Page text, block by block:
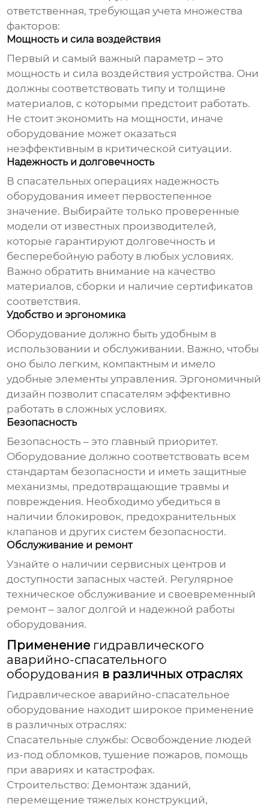
ответственная, требующая учета множества
факторов:
Мощность и сила воздействия
Первый и самый важный параметр – это
мощность и сила воздействия устройства. Они
должны соответствовать типу и толщине
материалов, с которыми предстоит работать.
Не стоит экономить на мощности, иначе
оборудование может оказаться
неэффективным в критической ситуации.
Надежность и долговечность
В спасательных операциях надежность
оборудования имеет первостепенное
значение. Выбирайте только проверенные
модели от известных производителей,
которые гарантируют долговечность и
бесперебойную работу в любых условиях.
Важно обратить внимание на качество
материалов, сборки и наличие сертификатов
соответствия.
Удобство и эргономика
Оборудование должно быть удобным в
использовании и обслуживании. Важно, чтобы
оно было легким, компактным и имело
удобные элементы управления. Эргономичный
дизайн позволит спасателям эффективно
работать в сложных условиях.
Безопасность
Безопасность – это главный приоритет.
Оборудование должно соответствовать всем
стандартам безопасности и иметь защитные
механизмы, предотвращающие травмы и
повреждения. Необходимо убедиться в
наличии блокировок, предохранительных
клапанов и других систем безопасности.
Обслуживание и ремонт
Узнайте о наличии сервисных центров и
доступности запасных частей. Регулярное
техническое обслуживание и своевременный
ремонт – залог долгой и надежной работы
оборудования.
Применение гидравлического
аварийно-спасательного
оборудования в различных отраслях
Гидравлическое аварийно-спасательное
оборудование находит широкое применение
в различных отраслях:
Спасательные службы: Освобождение людей
из-под обломков, тушение пожаров, помощь
при авариях и катастрофах.
Строительство: Демонтаж зданий,
перемещение тяжелых конструкций,